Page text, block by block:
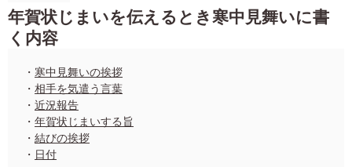
年賀状じまいを伝えるとき寒中見舞いに書
く内容
・ 寒中見舞いの挨拶
・ 相手を気遣う言葉
・ 近況報告
・ 年賀状じまいする旨
・ 結びの挨拶
・ 日付